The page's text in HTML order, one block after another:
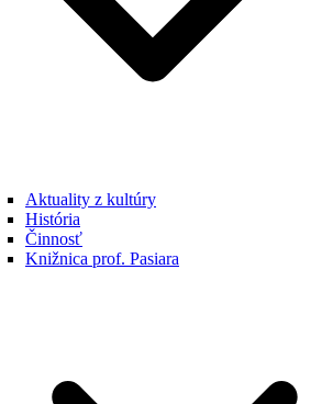
Aktuality z kultúry
História
Činnosť
Knižnica prof. Pasiara